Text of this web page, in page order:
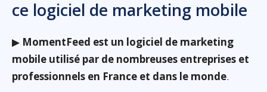
ce logiciel de marketing mobile
▶ MomentFeed est un logiciel de marketing
mobile utilisé par de nombreuses entreprises et
professionnels en France et dans le monde.